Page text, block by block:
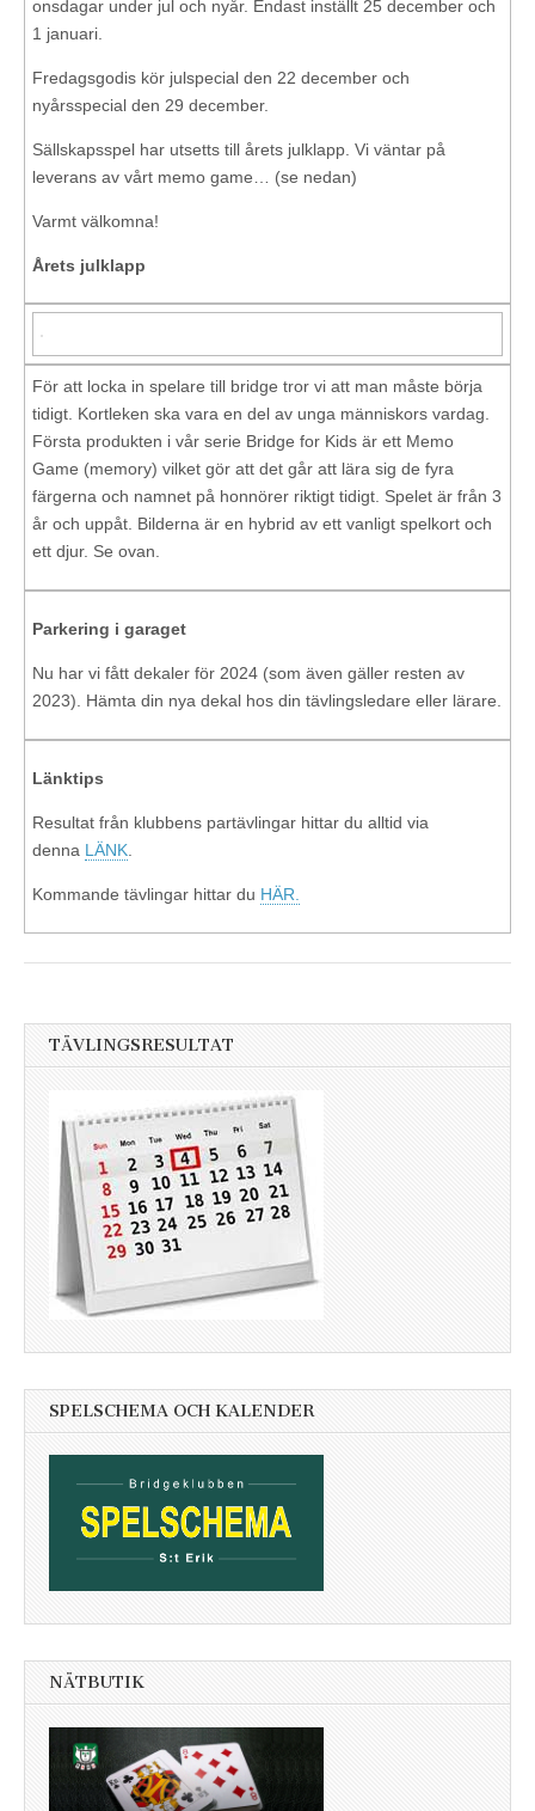
onsdagar under jul och nyår. Endast inställt 25 december och
1 januari.
Fredagsgodis kör julspecial den 22 december och
nyårsspecial den 29 december.
Sällskapsspel har utsetts till årets julklapp. Vi väntar på
leverans av vårt memo game… (se nedan)
Varmt välkomna!
Årets julklapp
För att locka in spelare till bridge tror vi att man måste börja
tidigt. Kortleken ska vara en del av unga människors vardag.
Första produkten i vår serie Bridge for Kids är ett Memo
Game (memory) vilket gör att det går att lära sig de fyra
färgerna och namnet på honnörer riktigt tidigt. Spelet är från 3
år och uppåt. Bilderna är en hybrid av ett vanligt spelkort och
ett djur. Se ovan.
Parkering i garaget
Nu har vi fått dekaler för 2024 (som även gäller resten av
2023). Hämta din nya dekal hos din tävlingsledare eller lärare.
Länktips
Resultat från klubbens partävlingar hittar du alltid via
denna LÄNK.
Kommande tävlingar hittar du HÄR.
TÄVLINGSRESULTAT
SPELSCHEMA OCH KALENDER
NÄTBUTIK